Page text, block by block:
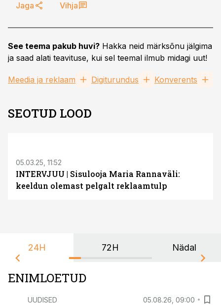
Jaga Vihja
See teema pakub huvi? Hakka neid märksõnu jälgima
ja saad alati teavituse, kui sel teemal ilmub midagi uut!
Meedia ja reklaam Digiturundus Konverents
SEOTUD LOOD
05.03.25, 11:52
INTERVJUU | Sisulooja Maria Rannaväli:
keeldun olemast pelgalt reklaamtulp
24H 72H Nädal
ENIMLOETUD
UUDISED 05.08.26, 09:00